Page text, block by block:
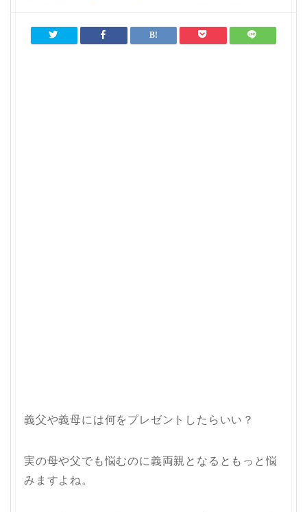
義父や義母には何をプレゼントしたらいい？
実の母や父でも悩むのに義両親となるともっと悩
みますよね。